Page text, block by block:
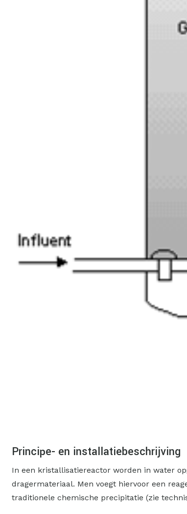
Principe- en installatiebeschrijving
In een kristallisatiereactor worden in water
dragermateriaal. Men voegt hiervoor een
traditionele chemische precipitatie (zie